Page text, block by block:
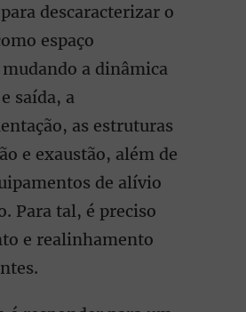
descaracterizar o
espaço
a dinâmica
saída, a
as estruturas
e exaustão, além de
de alívio
Para tal, é preciso
e realinhamento